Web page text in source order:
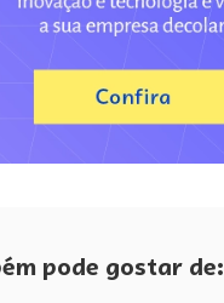
pode gostar de: